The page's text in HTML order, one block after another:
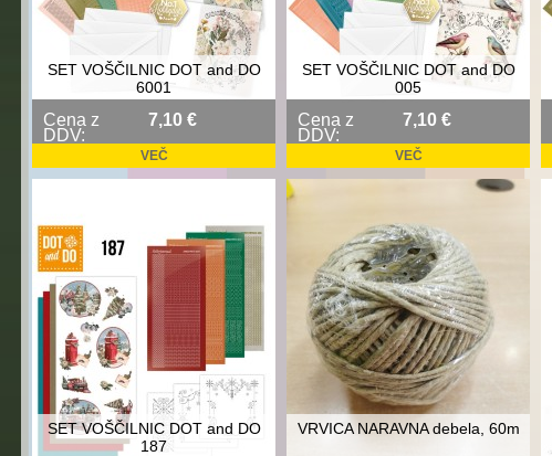
SET VOŠČILNIC DOT and DO
6001
Cena z
DDV:
7,10 €
VEČ
SET VOŠČILNIC DOT and DO
005
Cena z
DDV:
7,10 €
VEČ
SET VOŠČILNIC DOT and DO
187
VRVICA NARAVNA debela, 60m